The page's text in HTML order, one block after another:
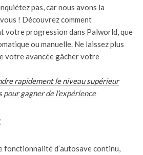
pas, car nous avons la
! Découvrez comment
votre progression dans Palworld, que
ou manuelle. Ne laissez plus
votre avancée gâcher votre
rapidement le niveau supérieur
gagner de l’expérience
fonctionnalité d’autosave continu,